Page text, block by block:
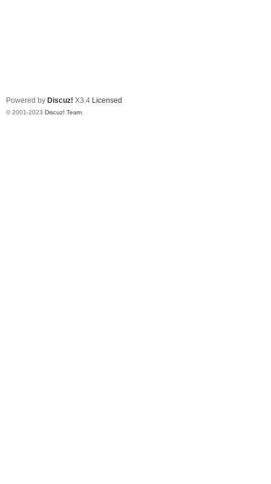
Powered by Discuz! X3.4 Licensed
© 2001-2023 Discuz! Team